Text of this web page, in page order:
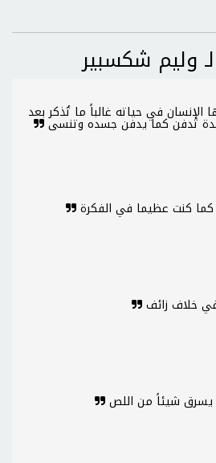
وليم شكسبير
الإنسان في حياته غالباً ما تُذكر بعد
تدفن كما يدفن جسده وتنسى
كنت عظيما في الفكرة
خلاف زائف
يسرق شيئاً من اللص